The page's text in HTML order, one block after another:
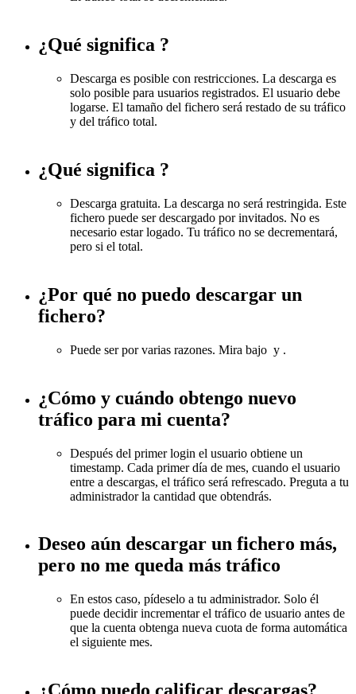
¿Qué significa ?
Descarga es posible con restricciones. La descarga es
solo posible para usuarios registrados. El usuario debe
logarse. El tamaño del fichero será restado de su tráfico
y del tráfico total.
¿Qué significa ?
Descarga gratuita. La descarga no será restringida. Este
fichero puede ser descargado por invitados. No es
necesario estar logado. Tu tráfico no se decrementará,
pero si el total.
¿Por qué no puedo descargar un
fichero?
Puede ser por varias razones. Mira bajo y .
¿Cómo y cuándo obtengo nuevo
tráfico para mi cuenta?
Después del primer login el usuario obtiene un
timestamp. Cada primer día de mes, cuando el usuario
entre a descargas, el tráfico será refrescado. Preguta a tu
administrador la cantidad que obtendrás.
Deseo aún descargar un fichero más,
pero no me queda más tráfico
En estos caso, pídeselo a tu administrador. Solo él
puede decidir incrementar el tráfico de usuario antes de
que la cuenta obtenga nueva cuota de forma automática
el siguiente mes.